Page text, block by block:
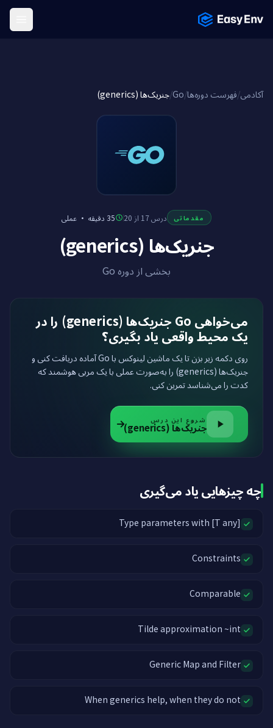
Menu
آکادمی/فهرست دوره‌ها/
Go
/جنریک‌ها (generics)
مقدماتی درس 17 از 20 35 دقیقه · عملی
جنریک‌ها (generics)
بخشی از دوره Go
می‌خواهی Go جنریک‌ها (generics) را در
یک محیط واقعی یاد بگیری؟
روی دکمه زیر بزن تا یک ماشین لینوکس با Go آماده دریافت کنی و
جنریک‌ها (generics) را به‌صورت عملی با یک مربی هوشمند که
کدت را می‌شناسد تمرین کنی.
شروع این درس
جنریک‌ها (generics)
چه چیزهایی یاد می‌گیری
Type parameters with [T any]
Constraints
Comparable
Tilde approximation ~int
Generic Map and Filter
When generics help, when they do not